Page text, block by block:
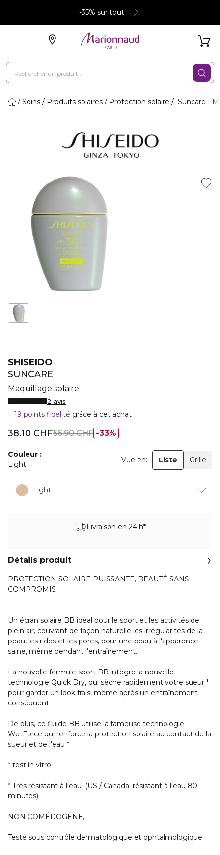
-35% sur tout
Soins Produits solaires Protection solaire Suncare -
SHISEIDO
SUNCARE
Maquillage solaire
2 avis
19 points fidélité grâce à cet achat
33%
38.10 CHF56.90 CHF
Couleur
Light
Vue en: Liste Grille
Light
Livraison en 24 h*
Détails produit
PROTECTION SOLAIRE PUISSANTE, BEAUTÉ SANS
COMPROMIS
Un écran solaire BB idéal pour le sport et les activités de
plein air, couvrant de façon naturelle les irrégularités de la
peau, les rides et les pores, pour une peau à l'apparence
saine, même pendant l'entraînement.
La nouvelle formule sport BB intègre la nouvelle
technologie Quick Dry, qui sèche rapidement votre sueur *
pour garder un look frais, même après un entraînement
conséquent.
De plus, ce fluide BB utilise la fameuse technologie
WetForce qui renforce la protection solaire au contact de la
sueur et de l'eau *.
* test in vitro
* Très résistant à l'eau. (US / Canada: résistant à l'eau 80
minutes)
NON COMÉDOGÈNE,
Testé sous contrôle dermatologique et ophtalmologique.